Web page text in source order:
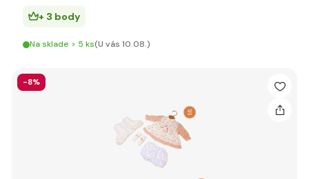
+ 3 body
Na sklade > 5 ks(U vás 10.08.)
-8%